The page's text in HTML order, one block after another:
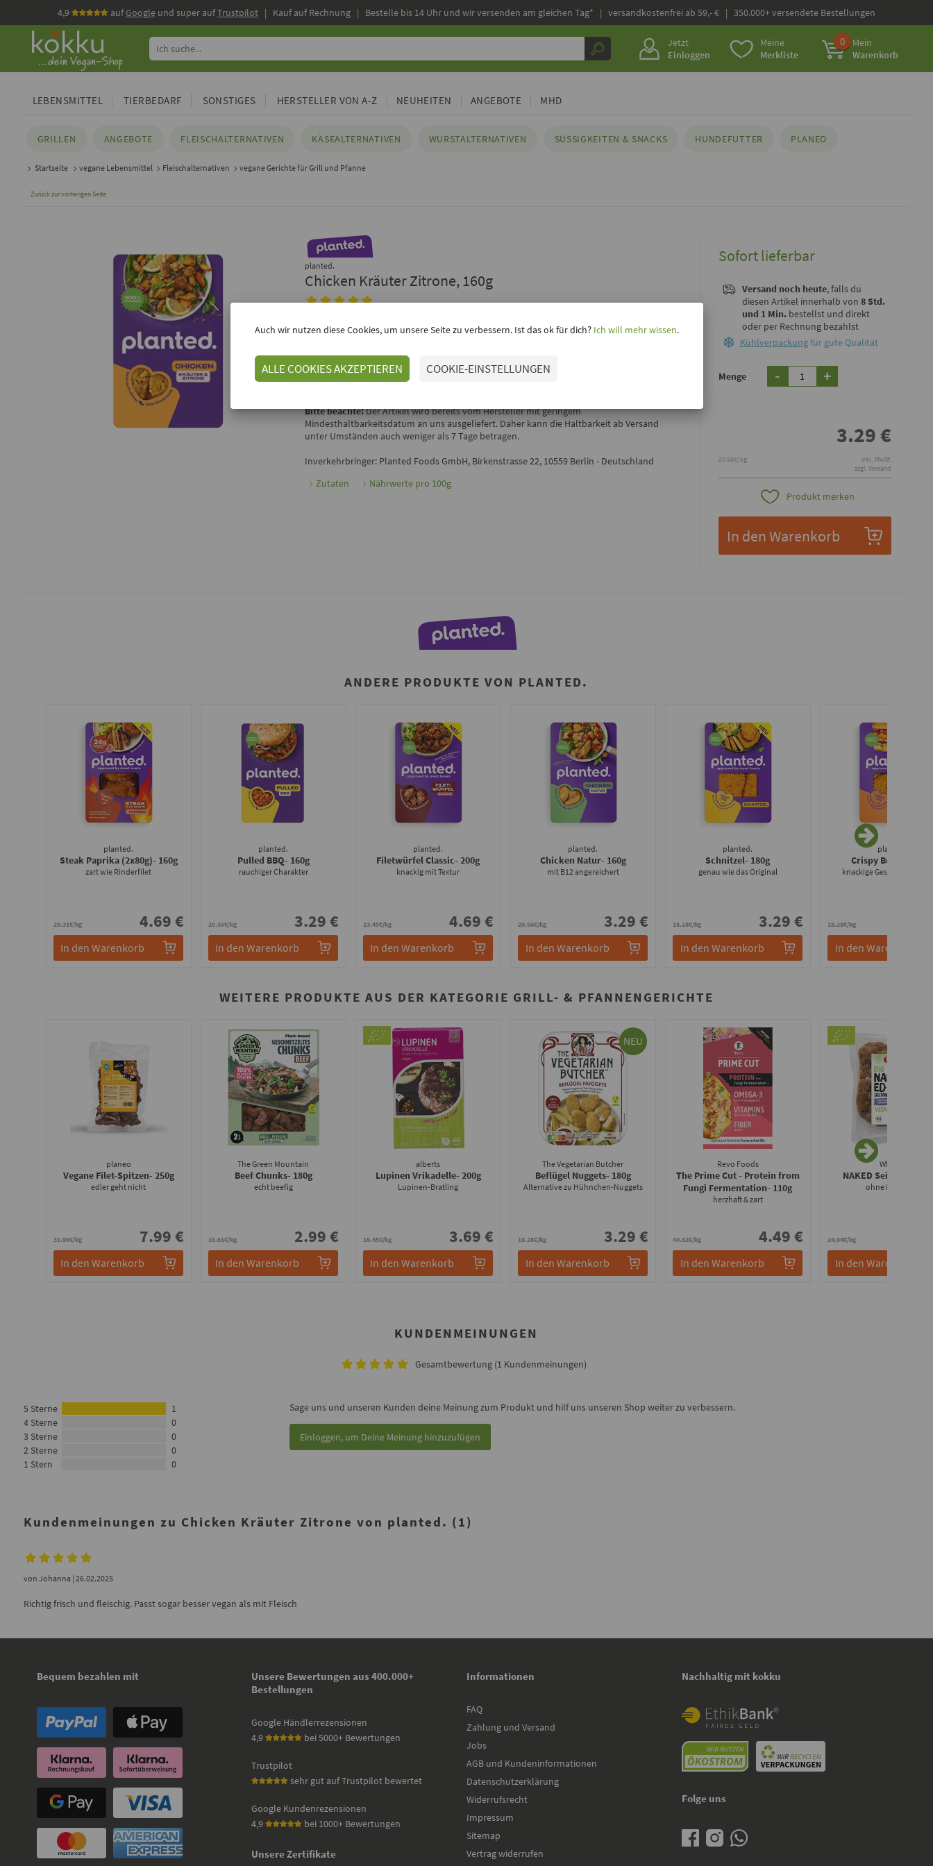
4,9 aufGoogleund super aufTrustpilot| Kauf auf Rechnung | Bestelle bis 14 Uhr und wir versenden am gleichen Tag* | versandkostenfrei ab 59,- € | 350.000+ versendete Bestellungen
Jetzt
Einloggen
Meine
Merkliste
0
Mein
Warenkorb
LEBENSMITTEL TIERBEDARF SONSTIGES HERSTELLER VON A-Z NEUHEITEN ANGEBOTE MHD
GRILLEN ANGEBOTE FLEISCHALTERNATIVEN KÄSEALTERNATIVEN WURSTALTERNATIVEN SÜSSIGKEITEN & SNACKS HUNDEFUTTER PLANEO
Startseite vegane Lebensmittel Fleischalternativen vegane Gerichte für Grill und Pfanne
Zurück zur vorherigen Seite
planted.
Chicken Kräuter Zitrone, 160g
Chicken Kräuter Zitrone
Erbsenprotein, verfeinert mit frischen Kräutern und Zitronenschale. Perfekt für leichte,
aromatische Gerichte, ob pur, im Salat oder zu Pasta.
Bitte beachte:Der Artikel wird bereits vom Hersteller mit geringem
Mindesthaltbarkeitsdatum an uns ausgeliefert. Daher kann die Haltbarkeit ab Versand
unter Umständen auch weniger als 7 Tage betragen.
Inverkehrbringer: Planted Foods GmbH, Birkenstrasse 22, 10559 Berlin - Deutschland
Zutaten
Nährwerte pro 100g
Sofort lieferbar
Versand noch heute, falls du
diesen Artikel innerhalb von 8 Std.
und 1 Min.bestellst und direkt
oder per Rechnung bezahlst
Kühlverpackungfür gute Qualität
Menge - +
3.29€
20.56€/kg
inkl. MwSt.
zzgl. Versand
Produkt merken
In den Warenkorb
ANDERE PRODUKTE VON PLANTED.
planted.
Steak Paprika (2x80g)- 160g
zart wie Rinderfilet
29.31€/kg 4.69 €
In den Warenkorb
planted.
Pulled BBQ- 160g
rauchiger Charakter
20.56€/kg 3.29 €
In den Warenkorb
planted.
Filetwürfel Classic- 200g
knackig mit Textur
23.45€/kg 4.69 €
In den Warenkorb
planted.
Chicken Natur- 160g
mit B12 angereichert
20.56€/kg 3.29 €
In den Warenkorb
planted.
Schnitzel- 180g
genau wie das Original
18.28€/kg 3.29 €
In den Warenkorb
planted.
Crispy Burger
knackige
18.28€/kg
In den Warenkorb
WEITERE PRODUKTE AUS DER KATEGORIE GRILL- & PFANNENGERICHTE
planeo
Vegane Filet-Spitzen- 250g
edler geht nicht
31.96€/kg 7.99 €
In den Warenkorb
The Green Mountain
Beef Chunks- 180g
echt beefig
16.61€/kg 2.99 €
In den Warenkorb
alberts
Lupinen Vrikadelle- 200g
Lupinen-Bratling
18.45€/kg 3.69 €
In den Warenkorb
NEU
The Vegetarian Butcher
Beflügel Nuggets- 180g
Alternative zu Hühnchen-Nuggets
18.28€/kg 3.29 €
In den Warenkorb
Revo Foods
The Prime Cut - Protein from
Fungi Fermentation- 110g
herzhaft & zart
40.82€/kg 4.49 €
In den Warenkorb
Wheaty
NAKED Seitan Bio
ohne Marinade
24.94€/kg
In den Warenkorb
KUNDENMEINUNGEN
Gesamtbewertung (1 Kundenmeinungen)
5 Sterne
1
4 Sterne
0
3 Sterne
0
2 Sterne
0
1 Stern
0
Sage uns und unseren Kunden deine Meinung zum Produkt und hilf uns unseren Shop weiter zu verbessern.
Einloggen, um Deine Meinung hinzuzufügen
Kundenmeinungen zu Chicken Kräuter Zitrone von planted. (1)
von Johanna | 26.02.2025
Richtig frisch und fleischig. Passt sogar besser vegan als mit Fleisch
Bequem bezahlen mit
Unsere Bewertungen aus 400.000+
Bestellungen
Google Händlerrezensionen
4,9
bei 5000+ Bewertungen
Trustpilot
sehr gut auf Trustpilot bewertet
Google Kundenrezensionen
4,9
bei 1000+ Bewertungen
Unsere Zertifikate
Informationen
FAQ
Zahlung und Versand
Jobs
AGB und Kundeninformationen
Datenschutzerklärung
Widerrufsrecht
Impressum
Sitemap
Vertrag widerrufen
Nachhaltig mit kokku
Folge uns
Auch wir nutzen diese Cookies, um unsere Seite zu verbessern. Ist das ok für dich?Ich will mehr wissen.
ALLE COOKIES AKZEPTIEREN COOKIE-EINSTELLUNGEN